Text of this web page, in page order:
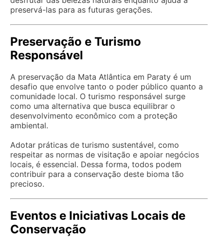
preservá-las para as futuras gerações.
Preservação e Turismo
Responsável
A preservação da Mata Atlântica em Paraty é um
desafio que envolve tanto o poder público quanto a
comunidade local. O turismo responsável surge
como uma alternativa que busca equilibrar o
desenvolvimento econômico com a proteção
ambiental.
Adotar práticas de turismo sustentável, como
respeitar as normas de visitação e apoiar negócios
locais, é essencial. Dessa forma, todos podem
contribuir para a conservação deste bioma tão
precioso.
Eventos e Iniciativas Locais de
Conservação